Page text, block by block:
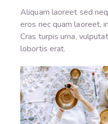
Aliquam laoreet sed
eros nec quam laoreet,
Cras turpis urna,
lobortis erat.